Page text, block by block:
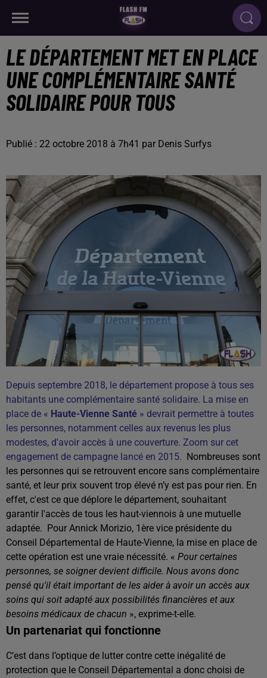
LE DÉPARTEMENT MET EN PLACE
UNE COMPLÉMENTAIRE SANTÉ
SOLIDAIRE POUR TOUS
Publié : 22 octobre 2018 à 7h41 par Denis Surfys
Depuis septembre 2018, le département propose à tous ses
habitants une complémentaire santé solidaire. La mise en
place de « Haute-Vienne Santé » devrait permettre à toutes
les personnes, notamment celles aux revenus les plus
modestes, d'avoir accès à une couverture. Zoom sur cet
engagement de campagne lancé en 2015. Nombreuses sont
les personnes qui se retrouvent encore sans complémentaire
santé, et leur prix souvent trop élevé n’y est pas pour rien. En
effet, c'est ce que déplore le département, souhaitant
garantir l'accès de tous les haut-viennois à une mutuelle
adaptée. Pour Annick Morizio, 1ère vice présidente du
Conseil Départemental de Haute-Vienne, la mise en place de
cette opération est une vraie nécessité. « Pour certaines
personnes, se soigner devient difficile. Nous avons donc
pensé qu'il était important de les aider à avoir un accès aux
soins qui soit adapté aux possibilités financières et aux
besoins médicaux de chacun », exprime-t-elle.
Un partenariat qui fonctionne
C’est dans l’optique de lutter contre cette inégalité de
protection que le Conseil Départemental a donc choisi de